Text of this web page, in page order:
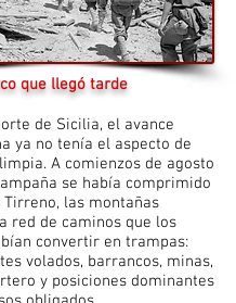
que llegó tarde
de Sicilia, el avance
ya no tenía el aspecto de
A comienzos de agosto
se había comprimido
las montañas
red de caminos que los
convertir en trampas:
volados, barrancos, minas,
y posiciones dominantes